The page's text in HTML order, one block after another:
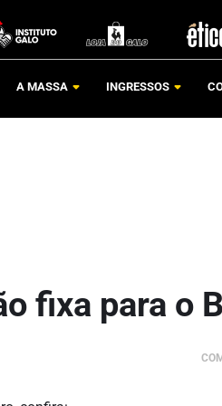
A MASSA INGRESSOS
fixa para o